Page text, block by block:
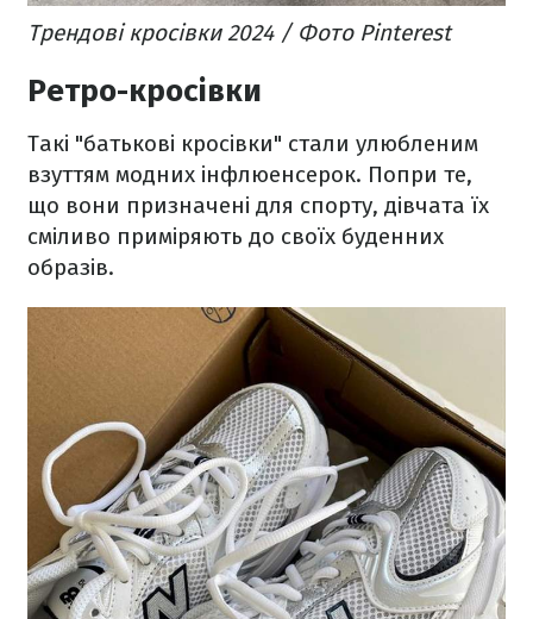
Трендові кросівки 2024 / Фото Pinterest
Ретро-кросівки
Такі "батькові кросівки" стали улюбленим
взуттям модних інфлюенсерок. Попри те,
що вони призначені для спорту, дівчата їх
сміливо приміряють до своїх буденних
образів.